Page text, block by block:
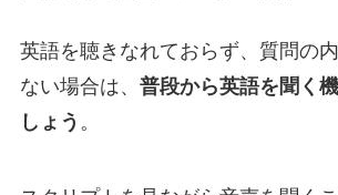
英語を聴きなれておらず、質問の
ない場合は、 普段から英語を聞く
しょう 。